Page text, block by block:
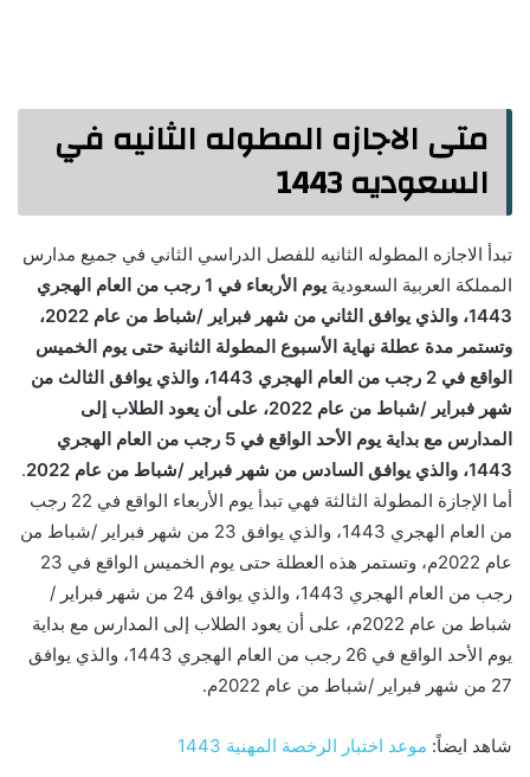
متى الاجازه المطوله الثانيه في
السعوديه 1443
تبدأ الاجازه المطوله الثانيه للفصل الدراسي الثاني في جميع مدارس
المملكة العربية السعودية
يوم الأربعاء في 1 رجب من العام الهجري
1443، والذي يوافق الثاني من شهر فبراير /شباط من عام 2022،
وتستمر مدة عطلة نهاية الأسبوع المطولة الثانية حتى يوم الخميس
الواقع في 2 رجب من العام الهجري 1443، والذي يوافق الثالث من
شهر فبراير /شباط من عام 2022، على أن يعود الطلاب إلى
المدارس مع بداية يوم الأحد الواقع في 5 رجب من العام الهجري
1443، والذي يوافق السادس من شهر فبراير /شباط من عام 2022
.
أما الإجازة المطولة الثالثة فهي تبدأ يوم الأربعاء الواقع في 22 رجب
من العام الهجري 1443، والذي يوافق 23 من شهر فبراير /شباط من
عام 2022م، وتستمر هذه العطلة حتى يوم الخميس الواقع في 23
رجب من العام الهجري 1443، والذي يوافق 24 من شهر فبراير /
شباط من عام 2022م، على أن يعود الطلاب إلى المدارس مع بداية
يوم الأحد الواقع في 26 رجب من العام الهجري 1443، والذي يوافق
27 من شهر فبراير /شباط من عام 2022م.
شاهد ايضاً: موعد اختبار الرخصة المهنية 1443